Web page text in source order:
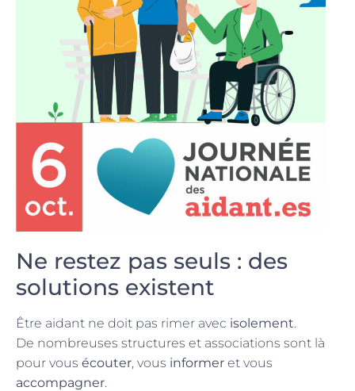
Ne restez pas seuls : des
solutions existent
Être aidant ne doit pas rimer avec isolement.
De nombreuses structures et associations sont là
pour vous écouter, vous informer et vous
accompagner.